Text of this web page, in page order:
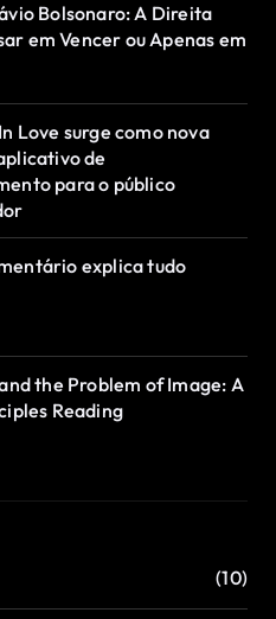
Bolsonaro: A Direita
em Vencer ou Apenas em
Love surge como nova
de
para o público
explica tudo
the Problem of Image: A
Reading
(10)